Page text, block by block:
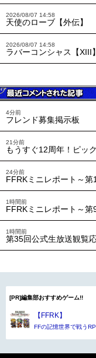
2026/08/07 14:58
天使のローブ【外伝】
2026/08/07 14:58
ラバーコンシャス【XIII】
4分前
フレンド募集掲示板
21分前
もうすぐ12周年！ピッ
24分前
FFRKミニレポート～第
1時間前
FFRKミニレポート～第
1時間前
第35回公式生放送観覧
[PR]編集部おすすめゲーム!!
【FFRK】
FFの記憶世界で戦う